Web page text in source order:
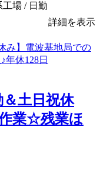
場 / 日勤
詳細を表示
＆土日祝休
業☆残業ほ